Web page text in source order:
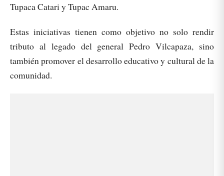
Tupaca Catari y Tupac Amaru.
Estas iniciativas tienen como objetivo no solo rendir
tributo al legado del general Pedro Vilcapaza, sino
también promover el desarrollo educativo y cultural de la
comunidad.